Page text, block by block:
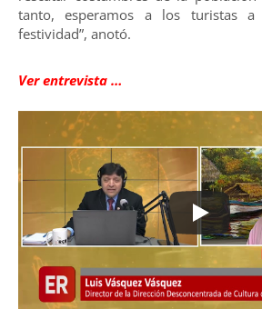
tanto, esperamos a los turistas
festividad”, anotó.
Ver entrevista …